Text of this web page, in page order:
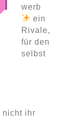
werb
ein
Rivale,
für den
selbst
nicht ihr